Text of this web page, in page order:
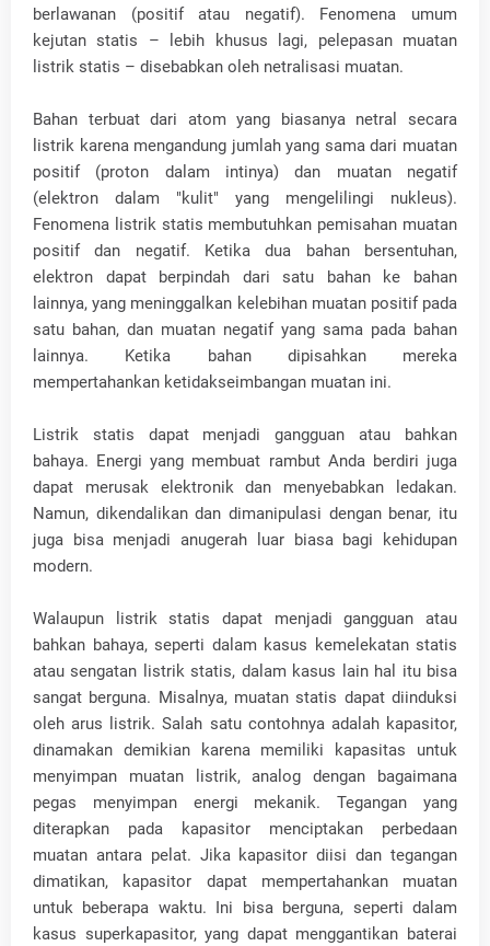
berlawanan (positif atau negatif). Fenomena umum
kejutan statis – lebih khusus lagi, pelepasan muatan
listrik statis – disebabkan oleh netralisasi muatan.
Bahan terbuat dari atom yang biasanya netral secara
listrik karena mengandung jumlah yang sama dari muatan
positif (proton dalam intinya) dan muatan negatif
(elektron dalam "kulit" yang mengelilingi nukleus).
Fenomena listrik statis membutuhkan pemisahan muatan
positif dan negatif. Ketika dua bahan bersentuhan,
elektron dapat berpindah dari satu bahan ke bahan
lainnya, yang meninggalkan kelebihan muatan positif pada
satu bahan, dan muatan negatif yang sama pada bahan
lainnya. Ketika bahan dipisahkan mereka
mempertahankan ketidakseimbangan muatan ini.
Listrik statis dapat menjadi gangguan atau bahkan
bahaya. Energi yang membuat rambut Anda berdiri juga
dapat merusak elektronik dan menyebabkan ledakan.
Namun, dikendalikan dan dimanipulasi dengan benar, itu
juga bisa menjadi anugerah luar biasa bagi kehidupan
modern.
Walaupun listrik statis dapat menjadi gangguan atau
bahkan bahaya, seperti dalam kasus kemelekatan statis
atau sengatan listrik statis, dalam kasus lain hal itu bisa
sangat berguna. Misalnya, muatan statis dapat diinduksi
oleh arus listrik. Salah satu contohnya adalah kapasitor,
dinamakan demikian karena memiliki kapasitas untuk
menyimpan muatan listrik, analog dengan bagaimana
pegas menyimpan energi mekanik. Tegangan yang
diterapkan pada kapasitor menciptakan perbedaan
muatan antara pelat. Jika kapasitor diisi dan tegangan
dimatikan, kapasitor dapat mempertahankan muatan
untuk beberapa waktu. Ini bisa berguna, seperti dalam
kasus superkapasitor, yang dapat menggantikan baterai